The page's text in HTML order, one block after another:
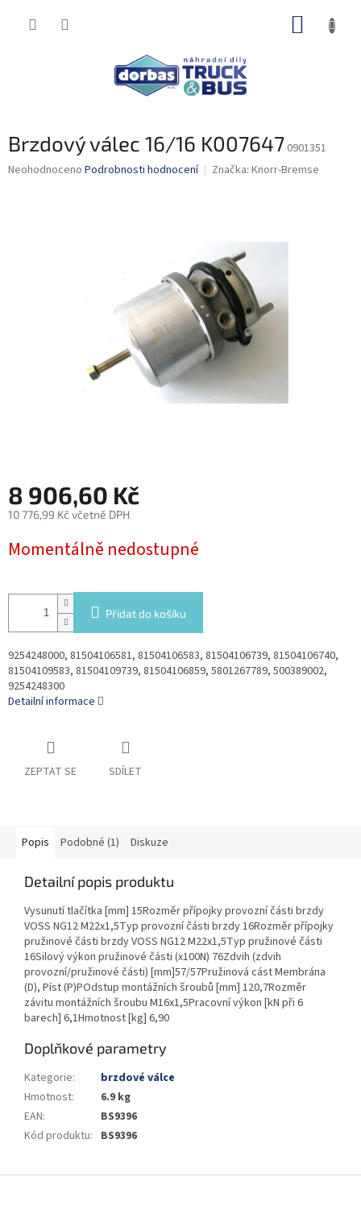
Brzdový válec 16/16 K007647 0901351
Průměrné
Neohodnoceno Podrobnosti hodnocení Značka: Knorr-Bremse
8 906,60 Kč
10 776,99 Kč včetně DPH
cena:
Momentálně nedostupné
Přidat do košíku
9254248000, 81504106581, 81504106583, 81504106739, 81504106740,
81504109583, 81504109739, 81504106859, 5801267789, 500389002,
9254248300
Detailní informace
ZEPTAT SE SDÍLET
Popis Podobné (1) Diskuze
Detailní popis produktu
Vysunutí tlačítka [mm] 15Rozměr přípojky provozní části brzdy
VOSS NG12 M22x1,5Typ provozní části brzdy 16Rozměr přípojky
pružinové části brzdy VOSS NG12 M22x1,5Typ pružinové části
16Silový výkon pružinové části (x100N) 76Zdvih (zdvih
provozní/pružinové části) [mm]57/57Pružinová cást Membrána
(D), Píst (P)POdstup montážních šroubů [mm] 120,7Rozměr
závitu montážních šroubu M16x1,5Pracovní výkon [kN při 6
barech] 6,1Hmotnost [kg] 6,90
Doplňkové parametry
Kategorie:
brzdové válce
Hmotnost:
6.9 kg
EAN:
BS9396
Kód produktu: BS9396